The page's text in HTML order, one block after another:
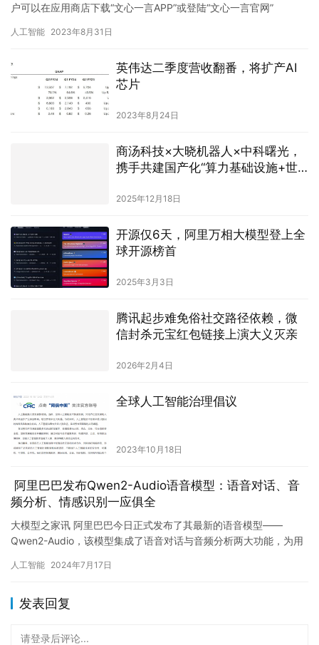
户可以在应用商店下载“文心一言APP”或登陆“文心一言官网”
人工智能 2023年8月31日
英伟达二季度营收翻番，将扩产AI
芯片
2023年8月24日
商汤科技×大晓机器人×中科曙光，
携手共建国产化“算力基础设施+世
2025年12月18日
开源仅6天，阿里万相大模型登上全
球开源榜首
2025年3月3日
腾讯起步难免俗社交路径依赖，微
信封杀元宝红包链接上演大义灭亲
2026年2月4日
全球人工智能治理倡议
2023年10月18日
阿里巴巴发布Qwen2-Audio语音模型：语音对话、音
频分析、情感识别一应俱全
大模型之家讯 阿里巴巴今日正式发布了其最新的语音模型——
Qwen2-Audio，该模型集成了语音对话与音频分析两大功能，为用
人工智能 2024年7月17日
发表回复
请登录后评论...